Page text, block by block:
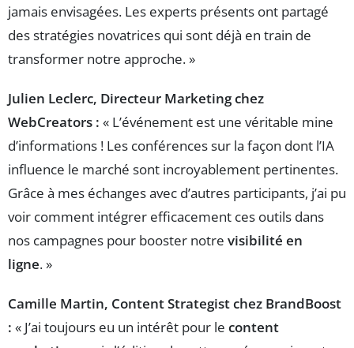
jamais envisagées. Les experts présents ont partagé
des stratégies novatrices qui sont déjà en train de
transformer notre approche. »
Julien Leclerc, Directeur Marketing chez
WebCreators : « L’événement est une véritable mine
d’informations ! Les conférences sur la façon dont l’IA
influence le marché sont incroyablement pertinentes.
Grâce à mes échanges avec d’autres participants, j’ai pu
voir comment intégrer efficacement ces outils dans
nos campagnes pour booster notre visibilité en
ligne. »
Camille Martin, Content Strategist chez BrandBoost
: « J’ai toujours eu un intérêt pour le content